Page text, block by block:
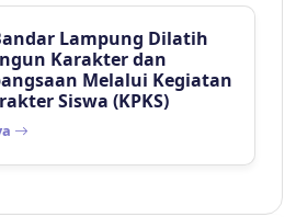
Lampung Dilatih
Karakter dan
Melalui Kegiatan
Siswa (KPKS)